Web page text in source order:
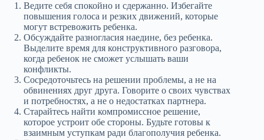
Ведите себя спокойно и сдержанно. Избегайте
повышения голоса и резких движений, которые
могут встревожить ребенка.
Обсуждайте разногласия наедине, без ребенка.
Выделите время для конструктивного разговора,
когда ребенок не сможет услышать ваши
конфликты.
Сосредоточьтесь на решении проблемы, а не на
обвинениях друг друга. Говорите о своих чувствах
и потребностях, а не о недостатках партнера.
Старайтесь найти компромиссное решение,
которое устроит обе стороны. Будьте готовы к
взаимным уступкам ради благополучия ребенка.